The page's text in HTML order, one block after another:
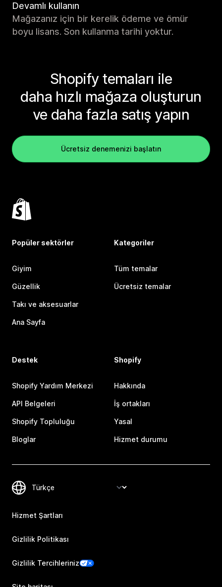
Devamlı kullanın
Mağazanız için bir kerelik ödeme ve ömür
boyu lisans. Son kullanma tarihi yoktur.
Shopify temaları ile
daha hızlı mağaza oluşturun
ve daha fazla satış yapın
Ücretsiz denemenizi başlatın
Popüler sektörler
Giyim
Güzellik
Takı ve aksesuarlar
Ana Sayfa
Kategoriler
Tüm temalar
Ücretsiz temalar
Destek
Shopify Yardım Merkezi
API Belgeleri
Shopify Topluluğu
Bloglar
Shopify
Hakkında
İş ortakları
Yasal
Hizmet durumu
Hizmet Şartları
Gizlilik Politikası
Gizlilik Tercihleriniz